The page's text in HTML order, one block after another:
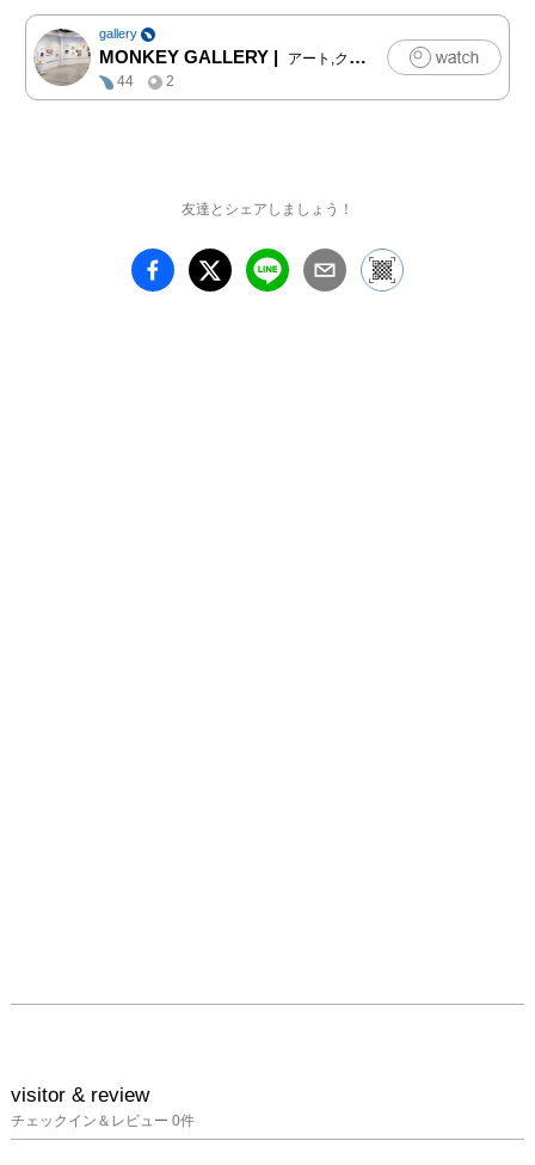
なる「街─machi」。
一見同じような街もそれ
ぞれに個性があり、暮ら
す人のお気に入りの道や
気、時間帯や その日の
は「まちまち」。
それらの風景は記憶の中
点を超える作品を展示予
定です。
gallery
MONKEY GALLERY |
アート,クラフト,写真
44
2
友達とシェアしましょう！
visitor & review
チェックイン＆レビュー 0件